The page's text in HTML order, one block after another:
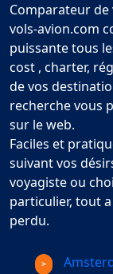
Comparateur de
vols-avion.com
puissante tous
cost , charter,
de vos
recherche vous
sur le web.
Faciles et
suivant vos
voyagiste ou
particulier, tout
perdu.